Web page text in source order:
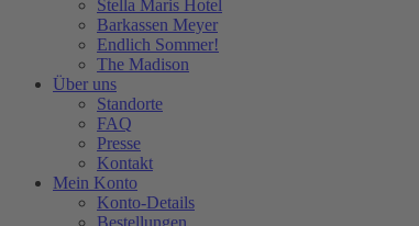
Stella Maris Hotel
Barkassen Meyer
Endlich Sommer!
The Madison
Über uns
Standorte
FAQ
Presse
Kontakt
Mein Konto
Konto-Details
Bestellungen